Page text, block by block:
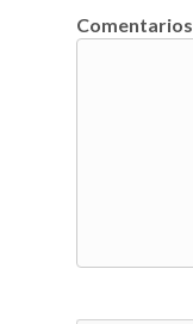
Comentarios